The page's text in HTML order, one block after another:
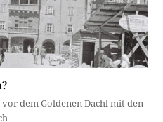
dem Goldenen Dachl mit den